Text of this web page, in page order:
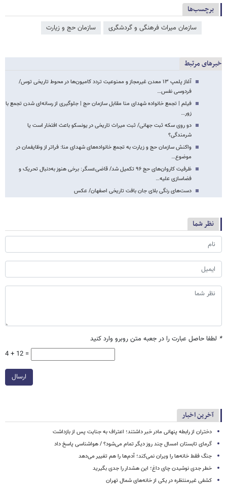
برچسب‌ها
سازمان میراث فرهنگی و گردشگری سازمان حج و زیارت
خبرهای مرتبط
آغاز پلمپ ۱۳ معدن غیرمجاز و ممنوعیت تردد کامیون‌ها در محوط تاریخی توس/
فردوسی نفس…
فیلم | تجمع خانواده شهدای منا مقابل سازمان حج | جلوگیری از رسانه‌ای شدن تجمع با
زور…
دو روی سکه ثبت جهانی/ ثبت میراث تاریخی در یونسکو باعث افتخار است یا
شرمندگی؟
واکنش سازمان حج و زیارت به تجمع خانواده‌های شهدای منا: فراتر از وظایفمان در
موضوع…
ظرفیت کاروان‌های حج ۹۶ تکمیل شد/ قاضی‌عسگر: برخی هنوز به‌دنبال تحریک و
فضاسازی علیه…
دست‌های رنگی بلای جان بافت تاریخی اصفهان/ عکس
نظر شما
* لطفا حاصل عبارت را در جعبه متن روبرو وارد کنید
4 + 12 =
ارسال
آخرین اخبار
دختران از رابطه پنهانی مادر خبر داشتند؛ اعتراف به جنایت پس از بازداشت
گرمای تابستان امسال چند روز دیگر تمام می‌شود؟ / هواشناسی پاسخ داد
جنگ فقط خانه‌ها را ویران نمی‌کند؛ آدم‌ها را هم تغییر می‌دهد
خطر جدی نوشیدن چای داغ؛ این هشدار را جدی بگیرید
کشفی غیرمنتظره در یکی از خانه‌های شمال تهران